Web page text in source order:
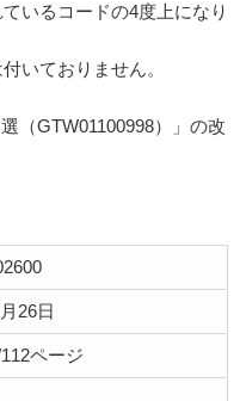
いるコードの4度上になり
いておりません。
（GTW01100998）」の改
26日
ページ